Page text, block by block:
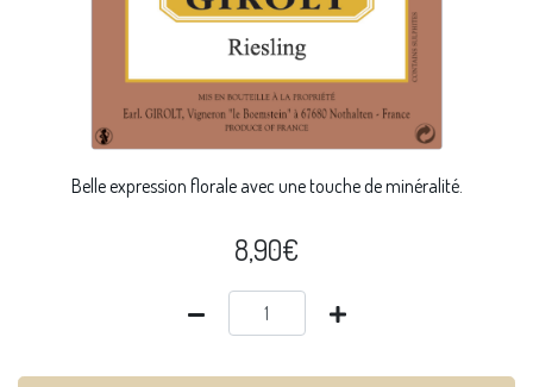
Belle expression florale avec une touche de minéralité.
8,90€